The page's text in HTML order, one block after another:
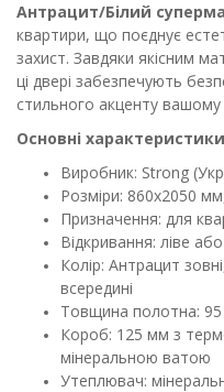
Антрацит/Білий
квартири, що поєднує
захист. Завдяки якісним
ці двері забезпечують
стильного акценту вашому
Основні
Виробник: Strong
Розміри: 860х2050
Призначення: для
Відкривання: ліве
Колір: Антрацит
всередині
Товщина полотна:
Короб: 125 мм з
мінеральною ватою
Утеплювач: